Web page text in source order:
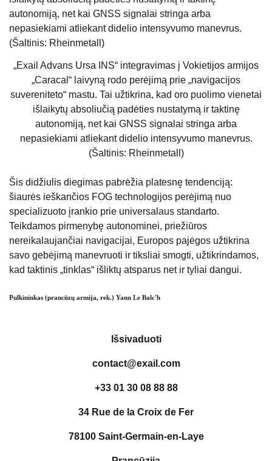
„Exail Advans Ursa INS“ integravimas į Vokietijos armijos
„Caracal“ laivyną rodo perėjimą prie „navigacijos
suvereniteto“ mastu. Tai užtikrina, kad oro puolimo vienetai
išlaikytų absoliučią padėties nustatymą ir taktinę
autonomiją, net kai GNSS signalai stringa arba
nepasiekiami atliekant didelio intensyvumo manevrus.
(Šaltinis: Rheinmetall)
Šis didžiulis diegimas pabrėžia platesnę tendenciją:
šiaurės ieškančios FOG technologijos perėjimą nuo
specializuoto įrankio prie universalaus standarto.
Teikdamos pirmenybę autonominei, priežiūros
nereikalaujančiai navigacijai, Europos pajėgos užtikrina
savo gebėjimą manevruoti ir tiksliai smogti, užtikrindamos,
kad taktinis „tinklas“ išliktų atsparus net ir tyliai dangui.
Pulkininkas (prancūzų armija, rek.) Yann Le Balc'h
Išsivaduoti
contact@exail.com
+33 01 30 08 88 88
34 Rue de la Croix de Fer
78100 Saint-Germain-en-Laye